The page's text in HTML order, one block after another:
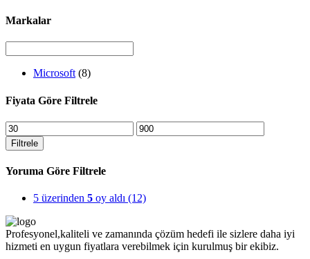
Markalar
Microsoft (8)
Fiyata Göre Filtrele
En
düşük
fiyat
En
yüksek
Filtrele
Yoruma Göre Filtrele
5 üzerinden 5 oy aldı (12)
Profesyonel,kaliteli ve zamanında çözüm hedefi ile sizlere daha iyi
hizmeti en uygun fiyatlara verebilmek için kurulmuş bir ekibiz.